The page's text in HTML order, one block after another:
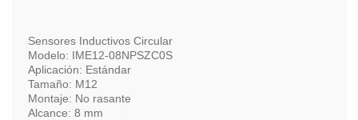
Sensores Inductivos Circular
Modelo: IME12-08NPSZC0S
Aplicación: Estándar
Tamaño: M12
Montaje: No rasante
Alcance: 8 mm